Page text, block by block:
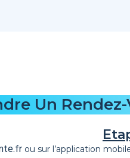
Un
ou sur l’application